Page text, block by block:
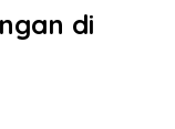
di